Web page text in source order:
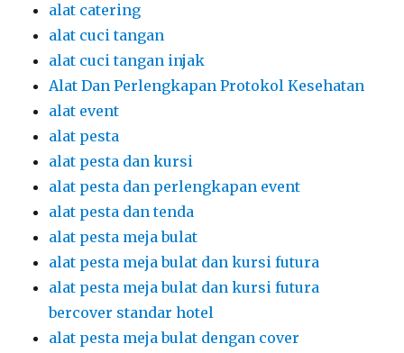
alat catering
alat cuci tangan
alat cuci tangan injak
Alat Dan Perlengkapan Protokol Kesehatan
alat event
alat pesta
alat pesta dan kursi
alat pesta dan perlengkapan event
alat pesta dan tenda
alat pesta meja bulat
alat pesta meja bulat dan kursi futura
alat pesta meja bulat dan kursi futura
bercover standar hotel
alat pesta meja bulat dengan cover